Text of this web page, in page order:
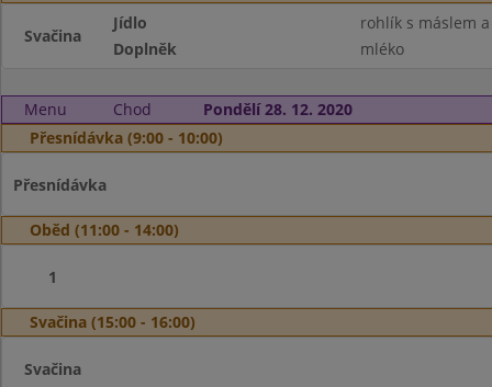
Svačina
Jídlo
rohlík s máslem
Doplněk
mléko
Menu Chod
Pondělí 28. 12. 2020
Přesnídávka (9:00 - 10:00)
Přesnídávka
Oběd (11:00 - 14:00)
1
Svačina (15:00 - 16:00)
Svačina